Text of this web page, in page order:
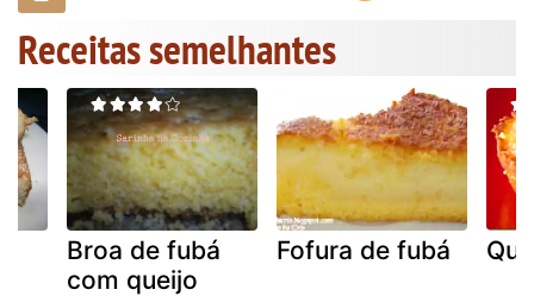
Receitas semelhantes
Broa de fubá
com queijo
Fofura de fubá